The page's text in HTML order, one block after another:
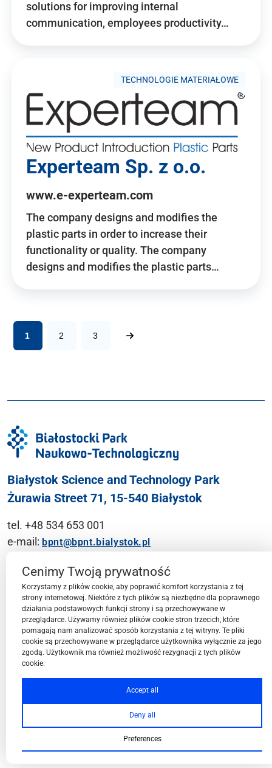
solutions for improving internal
communication, employees productivity…
TECHNOLOGIE MATERIAŁOWE
Experteam Sp. z o.o.
www.e-experteam.com
The company designs and modifies the
plastic parts in order to increase their
functionality or quality. The company
designs and modifies the plastic parts…
1 2 3
Białystok Science and Technology Park
Żurawia Street 71, 15-540 Białystok
tel. +48 534 653 001
e-mail: bpnt@bpnt.bialystok.pl
Contact
BPN-T Area
BPN-T Offer
Cenimy Twoją prywatność
Korzystamy z plików cookie, aby poprawić komfort korzystania z tej
strony internetowej. Niektóre z tych plików są niezbędne dla poprawnego
działania podstawowych funkcji strony i są przechowywane w
przeglądarce. Używamy również plików cookie stron trzecich, które
pomagają nam analizować sposób korzystania z tej witryny. Te pliki
cookie są przechowywane w przeglądarce użytkownika wyłącznie za jego
zgodą. Użytkownik ma również możliwość rezygnacji z tych plików
cookie.
Accept all
Deny all
Preferences